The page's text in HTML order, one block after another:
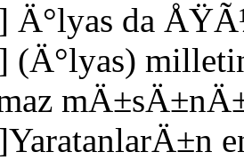
Ä°lyas da
(Ä°lyas)